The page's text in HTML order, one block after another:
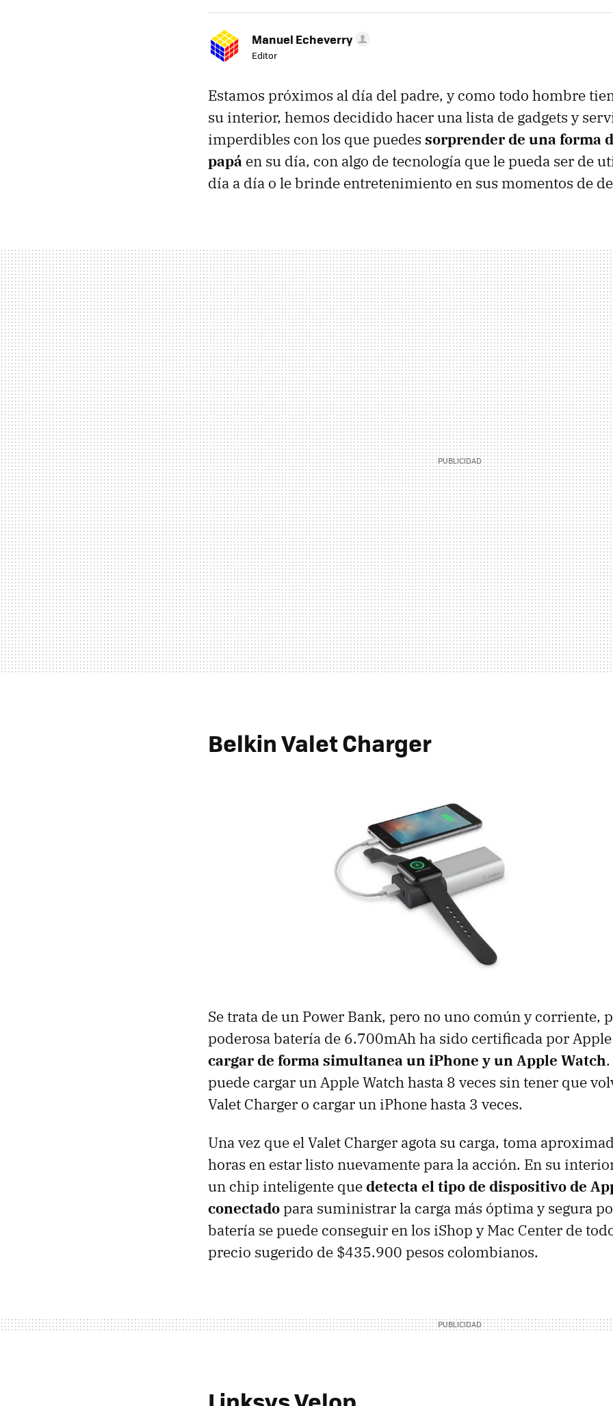
Manuel Echeverry
Editor
Estamos próximos al día del padre, y como todo hombre
su interior, hemos decidido hacer una lista de gadgets y
imperdibles con los que puedes sorprender de una forma
papá en su día, con algo de tecnología que le pueda ser de
día a día o le brinde entretenimiento en sus momentos de
Belkin Valet Charger
Se trata de un Power Bank, pero no uno común y corriente,
poderosa batería de 6.700mAh ha sido certificada por
cargar de forma simultanea un iPhone y un Apple Watch
puede cargar un Apple Watch hasta 8 veces sin tener que
Valet Charger o cargar un iPhone hasta 3 veces.
Una vez que el Valet Charger agota su carga, toma
horas en estar listo nuevamente para la acción. En su
un chip inteligente quedetecta el tipo de dispositivo de
conectadopara suministrar la carga más óptima y segura
batería se puede conseguir en los iShop y Mac Center de
precio sugerido de $435.900 pesos colombianos.